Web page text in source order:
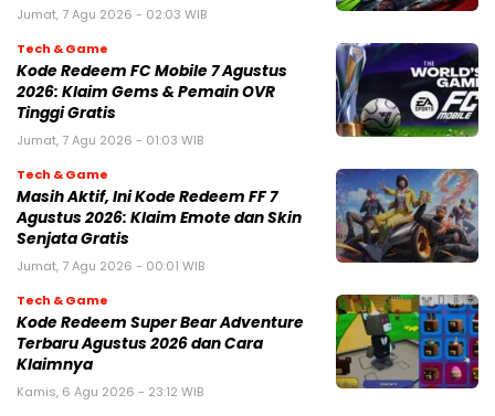
Jumat, 7 Agu 2026 - 02:03 WIB
Tech & Game
Kode Redeem FC Mobile 7 Agustus
2026: Klaim Gems & Pemain OVR
Tinggi Gratis
Jumat, 7 Agu 2026 - 01:03 WIB
Tech & Game
Masih Aktif, Ini Kode Redeem FF 7
Agustus 2026: Klaim Emote dan Skin
Senjata Gratis
Jumat, 7 Agu 2026 - 00:01 WIB
Tech & Game
Kode Redeem Super Bear Adventure
Terbaru Agustus 2026 dan Cara
Klaimnya
Kamis, 6 Agu 2026 - 23:12 WIB